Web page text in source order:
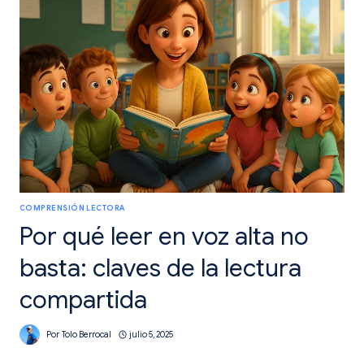
DIFERENCIA
COMPRENSIÓN LECTORA
Por qué leer en voz alta no
basta: claves de la lectura
compartida
Por Tolo Berrocal julio 5, 2025